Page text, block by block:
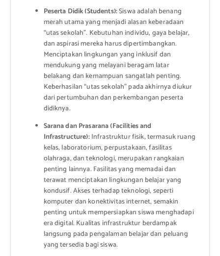
Peserta Didik (Students):Siswa adalah benang
merah utama yang menjadi alasan keberadaan
“utas sekolah”. Kebutuhan individu, gaya belajar,
dan aspirasi mereka harus dipertimbangkan.
Menciptakan lingkungan yang inklusif dan
mendukung yang melayani beragam latar
belakang dan kemampuan sangatlah penting.
Keberhasilan “utas sekolah” pada akhirnya diukur
dari pertumbuhan dan perkembangan peserta
didiknya.
Sarana dan Prasarana (Facilities and
Infrastructure):Infrastruktur fisik, termasuk ruang
kelas, laboratorium, perpustakaan, fasilitas
olahraga, dan teknologi, merupakan rangkaian
penting lainnya. Fasilitas yang memadai dan
terawat menciptakan lingkungan belajar yang
kondusif. Akses terhadap teknologi, seperti
komputer dan konektivitas internet, semakin
penting untuk mempersiapkan siswa menghadapi
era digital. Kualitas infrastruktur berdampak
langsung pada pengalaman belajar dan peluang
yang tersedia bagi siswa.